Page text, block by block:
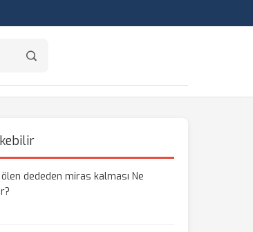
dededen miras kalması Ne